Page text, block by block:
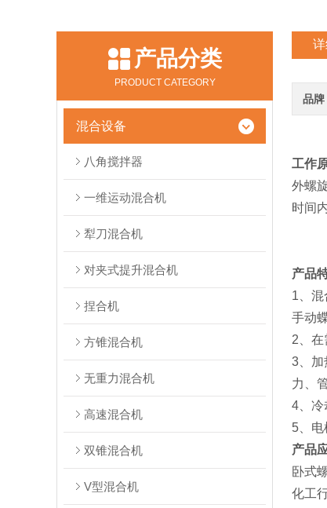
产品分类
PRODUCT CATEGORY
混合设备
八角搅拌器
一维运动混合机
犁刀混合机
对夹式提升混合机
捏合机
方锥混合机
无重力混合机
高速混合机
双锥混合机
V型混合机
品牌
工作
外螺
时间
产品
1、
手动
2、在
3、加
力、
4、冷
5、电
产品
卧式
化工